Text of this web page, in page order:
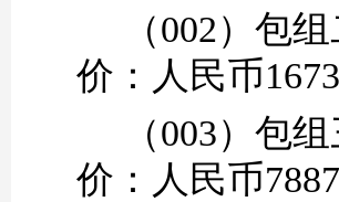
（002）包组
价：人民币
（003）包组
价：人民币